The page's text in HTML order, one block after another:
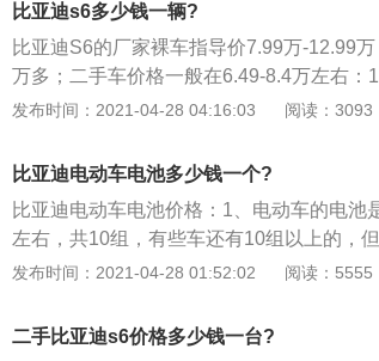
达到2300千克，这个重量与普拉多同级，
少了离地间隙，因此过一些障碍物，以及
高温、耐高压、耐撞击试验，并进行了8～
撞试验。经过近半年深圳出租车公司的45
常可靠的。
比亚迪s6多少钱一辆?
比亚迪S6的厂家裸车指导价7.99万-12.99
万多；二手车价格一般在6.49-8.4万左右
在我的角度就是，就这个价格给你这么大
还是相当不错的，至少在高速上想超车就
柔车只要你舍得给油，小面都能开出飞机的
发布时间：2021-04-28 04:16:03 阅读：3093
比亚迪电动车电池多少钱一个?
比亚迪电动车电池价格：1、电动车的电池
左右，共10组，有些车还有10组以上的，
比亚迪LOGO在2007年已由蓝天白云的老
称BYD，比亚迪公司用其企业文化
发布时间：2021-04-28 01:52:02 阅读：5555
二手比亚迪s6价格多少钱一台?